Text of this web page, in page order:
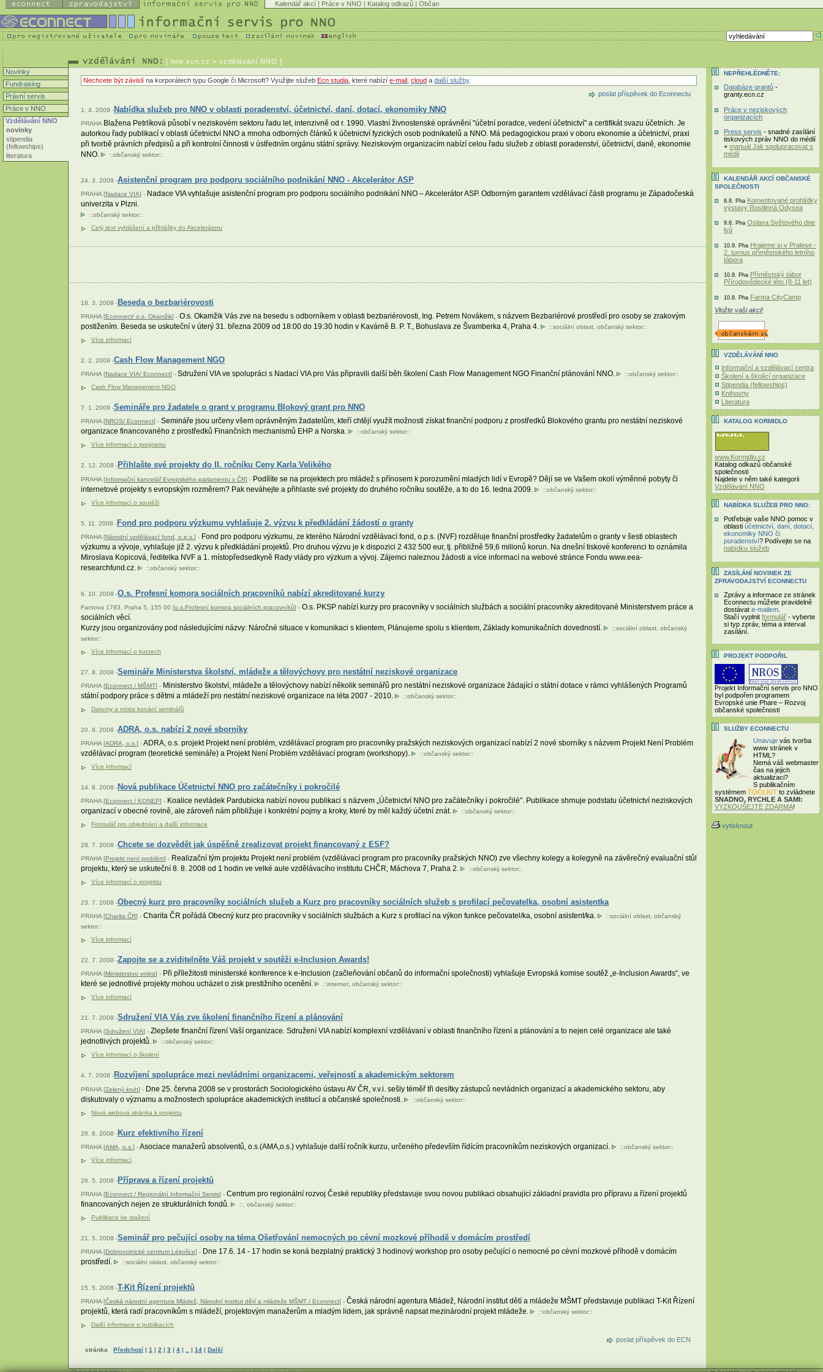
Kalendář akcí | Práce v NNO | Katalog odkazů | Občan
[ nno.ecn.cz > vzdělávání NNO ]
Novinky
Fundraising
Právní servis
Práce v NNO
Vzdělávání NNO
novinky
stipendia
(fellowships)
literatura
Nechcete být závislí na korporátech typu Google či Microsoft? Využijte služeb Ecn studia , které nabízí e-mail cloud a další služby.
poslat příspěvek do Econnectu
1. 4. 2009 -Nabídka služeb pro NNO v oblasti poradenství, účetnictví, daní, dotací, ekonomiky NNO
PRAHA Blažena Petrlíková působí v neziskovém sektoru řadu let, intenzivně od r. 1990. Vlastní živnostenské oprávnění "účetní poradce, vedení účetnictví" a certifikát svazu účetních. Je
autorkou řady publikací v oblasti účetnictví NNO a mnoha odborných článků k účetnictví fyzických osob podnikatelů a NNO. Má pedagogickou praxi v oboru ekonomie a účetnictví, praxi
při tvorbě právních předpisů a při kontrolní činnosti v ústředním orgánu státní správy. Neziskovým organizacím nabízí celou řadu služeb z oblasti poradenství, účetnictví, daně, ekonomie
NNO.
::občanský sektor::
24. 3. 2009 -Asistenční program pro podporu sociálního podnikání NNO - Akcelerátor ASP
PRAHA [Nadace VIA] - Nadace VIA vyhlašuje asistenční program pro podporu sociálního podnikání NNO – Akcelerátor ASP. Odborným garantem vzdělávací části programu je Západočeská
univerzita v Plzni.
::občanský sektor::
Celý text vyhlášení a přihlášky do Akcelerátoru
18. 3. 2009 -Beseda o bezbariérovosti
PRAHA [Econnect/ o.s. Okamžik] - O.s. Okamžik Vás zve na besedu s odborníkem v oblasti bezbariérovosti, Ing. Petrem Novákem, s názvem Bezbariérové prostředí pro osoby se zrakovým
postižením. Beseda se uskuteční v úterý 31. března 2009 od 18:00 do 19:30 hodin v Kavárně B. P. T., Bohuslava ze Švamberka 4, Praha 4.
::sociální oblast, občanský sektor::
Více informací
2. 2. 2009 -Cash Flow Management NGO
PRAHA [Nadace VIA/ Econnect] - Sdružení VIA ve spolupráci s Nadací VIA pro Vás připravili další běh školení Cash Flow Management NGO Finanční plánování NNO. ::občanský sektor::
Cash Flow Management NGO
7. 1. 2009 -Semináře pro žadatele o grant v programu Blokový grant pro NNO
PRAHA [NROS/ Econnect] - Semináře jsou určeny všem oprávněným žadatelům, kteří chtějí využít možnosti získat finanční podporu z prostředků Blokového grantu pro nestátní neziskové
organizace financovaného z prostředků Finančních mechanismů EHP a Norska.
::občanský sektor::
Více informací o programu
2. 12. 2008 -Přihlašte své projekty do II. ročníku Ceny Karla Velikého
PRAHA [Informační kancelář Evropského parlamentu v ČR] - Podílíte se na projektech pro mládež s přínosem k porozumění mladých lidí v Evropě? Dějí se ve Vašem okolí výměnné pobyty či
internetové projekty s evropským rozměrem? Pak neváhejte a přihlaste své projekty do druhého ročníku soutěže, a to do 16. ledna 2009.
::občanský sektor::
Více informací o soutěži
5. 11. 2008 -Fond pro podporu výzkumu vyhlašuje 2. výzvu k předkládání žádostí o granty
PRAHA [Národní vzdělávací fond, o.p.s. ] - Fond pro podporu výzkumu, ze kterého Národní vzdělávací fond, o.p.s. (NVF) rozděluje finanční prostředky žadatelům o granty v šesti oblastech
výzkumu a vývoje, vyhlašuje již 2. výzvu k předkládání projektů. Pro druhou výzvu je k dispozici 2 432 500 eur, tj. přibližně 59,6 milionů korun. Na dnešní tiskové konferenci to oznámila
Miroslava Kopicová, ředitelka NVF a 1. místopředsedkyně Rady vlády pro výzkum a vývoj. Zájemci naleznou žádosti a více informací na webové stránce Fondu www.eea-
researchfund.cz.
::občanský sektor::
6. 10. 2008 -O.s. Profesní komora sociálních pracovníků nabízí akreditované kurzy
Fantova 1783, Praha 5, 155 00 [o.s.Profesní komora sociálních pracovníků] - O.s. PKSP nabízí kurzy pro pracovníky v sociálních službách a sociální pracovníky akreditované Ministerstvem práce a
sociálních věcí.
Kurzy jsou organizovány pod následujícími názvy: Náročné situace v komunikaci s klientem, Plánujeme spolu s klientem, Základy komunikačních dovedností.
::sociální oblast občanský
sektor::
Více informací o kurzech
27. 8. 2008 -Semináře Ministerstva školství, mládeže a tělovýchovy pro nestátní neziskové organizace
PRAHA [Econnect / MŠMT] - Ministerstvo školství, mládeže a tělovýchovy nabízí několik seminářů pro nestátní neziskové organizace žádající o státní dotace v rámci vyhlášených Programů
státní podpory práce s dětmi a mládeží pro nestátní neziskové organizace na léta 2007 - 2010.
::občanský sektor::
Datumy a místa konání seminářů
20. 8. 2008 -ADRA, o.s. nabízí 2 nové sborníky
PRAHA [ADRA, o.s. ] -ADRA, o.s. projekt Projekt není problém, vzdělávací program pro pracovníky pražských neziskových organizací nabízí 2 nové sborníky s názvem Projekt Není Problém
vzdělávací program (teoretické semináře) a Projekt Není Problém vzdělávací program (workshopy).
::občanský sektor::
Více informací
14. 8. 2008 -Nová publikace Účetnictví NNO pro začátečníky i pokročilé
PRAHA [Econnect / KONEP] - Koalice nevládek Pardubicka nabízí novou publikaci s názvem „Účetnictví NNO pro začátečníky i pokročilé". Publikace shrnuje podstatu účetnictví neziskových
organizací v obecné rovině, ale zároveň nám přibližuje i konkrétní pojmy a kroky, které by měl každý účetní znát.
::občanský sektor::
Formulář pro objednání a další informace
28. 7. 2008 -Chcete se dozvědět jak úspěšně zrealizovat projekt financovaný z ESF?
PRAHA [Projekt není problém] - Realizační tým projektu Projekt není problém (vzdělávací program pro pracovníky pražských NNO) zve všechny kolegy a kolegyně na závěrečný evaluační stůl
projektu, který se uskuteční 8. 8. 2008 od 1 hodin ve velké aule vzdělávacího institutu CHČR, Máchova 7, Praha 2.
::občanský sektor::
Více informací o projektu
23. 7. 2008 -Obecný kurz pro pracovníky sociálních služeb a Kurz pro pracovníky sociálních služeb s profilací pečovatelka, osobní asistentka
PRAHA [Charita ČR] - Charita ČR pořádá Obecný kurz pro pracovníky v sociálních službách a Kurz s profilací na výkon funkce pečovatel/ka, osobní asistent/ka. ::sociální oblast, občanský
sektor::
Více informací
22. 7. 2008 -Zapojte se a zviditelněte Váš projekt v soutěži e-Inclusion Awards!
PRAHA [Ministerstvo vnitra] - Při příležitosti ministerské konference k e-Inclusion (začleňování občanů do informační společnosti) vyhlašuje Evropská komise soutěž „e-Inclusion Awards“, ve
které se jednotlivé projekty mohou ucházet o zisk prestižního ocenění.
::internet, občanský sektor::
Více informací
21. 7. 2008 -Sdružení VIA Vás zve školení finančního řízení a plánování
PRAHA [Sdružení VIA] - Zlepšete finanční řízení Vaší organizace. Sdružení VIA nabízí komplexní vzdělávaní v oblasti finančního řízení a plánování a to nejen celé organizace ale také
jednotlivých projektů.
::občanský sektor::
Více informací o školení
4. 7. 2008 -Rozvíjení spolupráce mezi nevládními organizacemi, veřejností a akademickým sektorem
PRAHA [Zelený kruh] - Dne 25. června 2008 se v prostorách Sociologického ústavu AV ČR, v.v.i. sešly téměř tři desítky zástupců nevládních organizací a akademického sektoru, aby
diskutovaly o významu a možnostech spolupráce akademických institucí a občanské společnosti.
::občanský sektor::
Nová webová stránka k projektu
26. 6. 2008 -Kurz efektivního řízení
PRAHA [AMA, o.s. ] -Asociace manažerů absolventů, o.s.(AMA,o.s.) vyhlašuje další ročník kurzu, určeného především řídícím pracovníkům neziskových organizací. ::občanský sektor::
Více informací
26. 5. 2008 -Příprava a řízení projektů
PRAHA [Econnect / Regionální Informační Servis] - Centrum pro regionální rozvoj České republiky představuje svou novou publikaci obsahující základní pravidla pro přípravu a řízení projektů
financovaných nejen ze strukturálních fondů.
::, občanský sektor::
Publikace ke stažení
21. 5. 2008 -Seminář pro pečující osoby na téma Ošetřování nemocných po cévní mozkové příhodě v domácím prostředí
PRAHA [Dobrovolnické centrum Lékořice] - Dne 17.6. 14 - 17 hodin se koná bezplatný praktický 3 hodinový workshop pro osoby pečující o nemocné po cévní mozkové příhodě v domácím
prostředí.
::sociální oblast občanský sektor::
15. 5. 2008 -T-Kit Řízení projektů
PRAHA [Česká národní agentura Mládež, Národní institut dětí a mládeže MŠMT / Econnect] - Česká národní agentura Mládež, Národní institut dětí a mládeže MŠMT představuje publikaci T-Kit Řízení
projektů, která radí pracovníkům s mládeží, projektovým manažerům a mladým lidem, jak správně napsat mezinárodní projekt mládeže.
::občanský sektor::
Další informace o publikacích
poslat příspěvek do ECN
stránka Předchozí | 1 | 2 | 3 | 4 | | 14 | Další
NEPŘEHLÉDNĚTE:
Databáze grantů -
granty.ecn.cz
Práce v neziskových
organizacích
Press servis - snadné zasílání
tiskových zpráv NNO do médií
+ manuál Jak spolupracovat s
médii
KALENDÁŘ AKCÍ OBČANSKÉ
SPOLEČNOSTI
8.8. Pha Komentované prohlídky
výstavy Rostlinná Odysea
9.8. Pha Oslava Světového dne
lvů
10.8. Pha Hrajeme si v Pralese -
2. turnus příměstského letního
tábora
10.8. Pha Příměstský tábor
Přírodovědecké léto (8-11 let)
10.8. Pha Farma CityCamp
Vložte vaši akci!
VZDĚLÁVÁNÍ NNO
Informační a vzdělávací centra
Školení a školící organizace
Stipendia (fellowships)
Knihovny
Literatura
KATALOG KORMIDLO
www.Kormidlo.cz
Katalog odkazů občanské
společnosti
Najdete v něm také kategorii
Vzdělávání NNO
NABÍDKA SLUŽEB PRO NNO:
Potřebuje vaše NNO pomoc v
oblasti účetnictví, daní, dotací,
ekonomiky NNO či
poradenství? Podívejte se na
nabídku služeb
ZASÍLÁNÍ NOVINEK ZE
ZPRAVODAJSTVÍ ECONNECTU
Zprávy a informace ze stránek
Econnectu můžete pravidelně
dostávat e-mailem
Stačí vyplnit formulář - vyberte
si typ zpráv, téma a interval
zasílání.
PROJEKT PODPOŘIL
Projekt Informační servis pro NNO
byl podpořen programem
Evropské unie Phare – Rozvoj
občanské společnosti
SLUŽBY ECONNECTU
Unavuje vás tvorba
www stránek v
HTML?
Nemá váš webmaster
čas na jejich
aktualizaci?
S publikačním
systémem TOOLKIT to zvládnete
SNADNO, RYCHLE A SAMI:
VYZKOUŠEJTE ZDARMA!
vytisknout